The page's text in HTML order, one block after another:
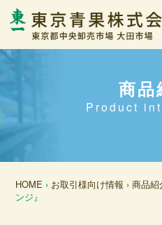
商品
Product
HOME › お取引様向け情報 ›商品紹
ンジ』